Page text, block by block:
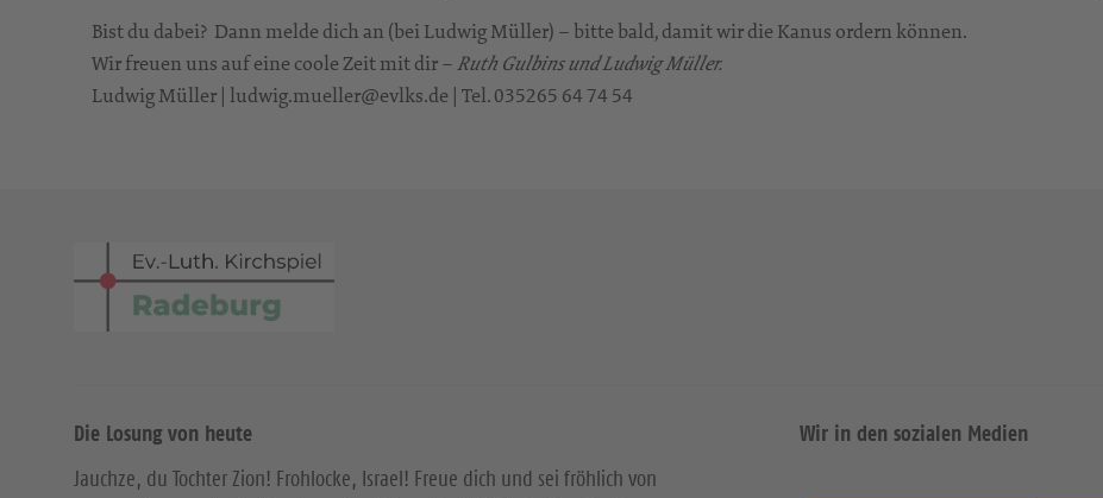
Bist du dabei? Dann melde dich an (bei Ludwig Müller) – bitte bald, damit wir die Kanus ordern können.
Wir freuen uns auf eine coole Zeit mit dir –Ruth Gulbins und Ludwig Müller.
Ludwig Müller | ludwig.mueller@evlks.de | Tel. 035265 64 74 54
Die Losung von heute
Jauchze, du Tochter Zion! Frohlocke, Israel! Freue dich und sei fröhlich von
Wir in den sozialen Medien